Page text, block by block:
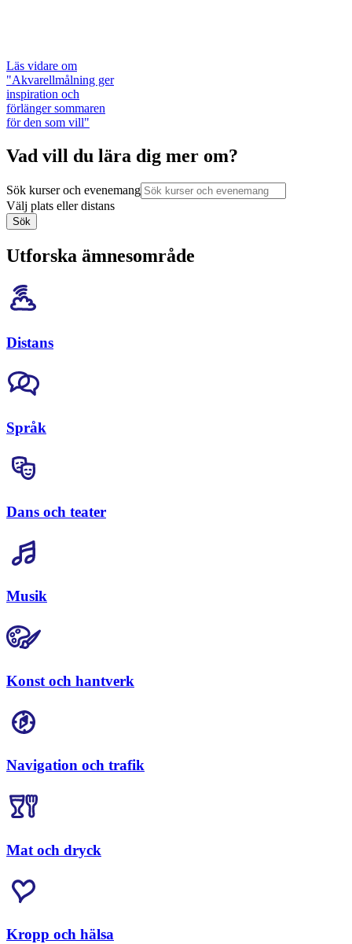
Läs vidare om
"Akvarellmålning ger
inspiration och
förlänger sommaren
för den som vill"
Vad vill du lära dig mer om?
Sök kurser och evenemang
Välj plats eller distans
Sök
Utforska ämnesområde
Distans
Språk
Dans och teater
Musik
Konst och hantverk
Navigation och trafik
Mat och dryck
Kropp och hälsa